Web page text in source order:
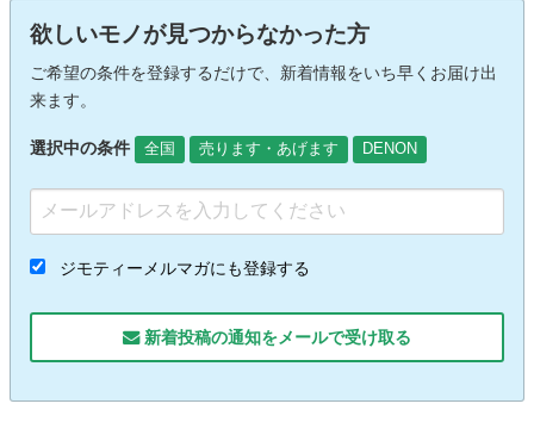
欲しいモノが見つからなかった方
ご希望の条件を登録するだけで、新着情報をいち早くお届け出
来ます。
選択中の条件 全国 売ります・あげます DENON
ジモティーメルマガにも登録する
新着投稿の通知をメールで受け取る